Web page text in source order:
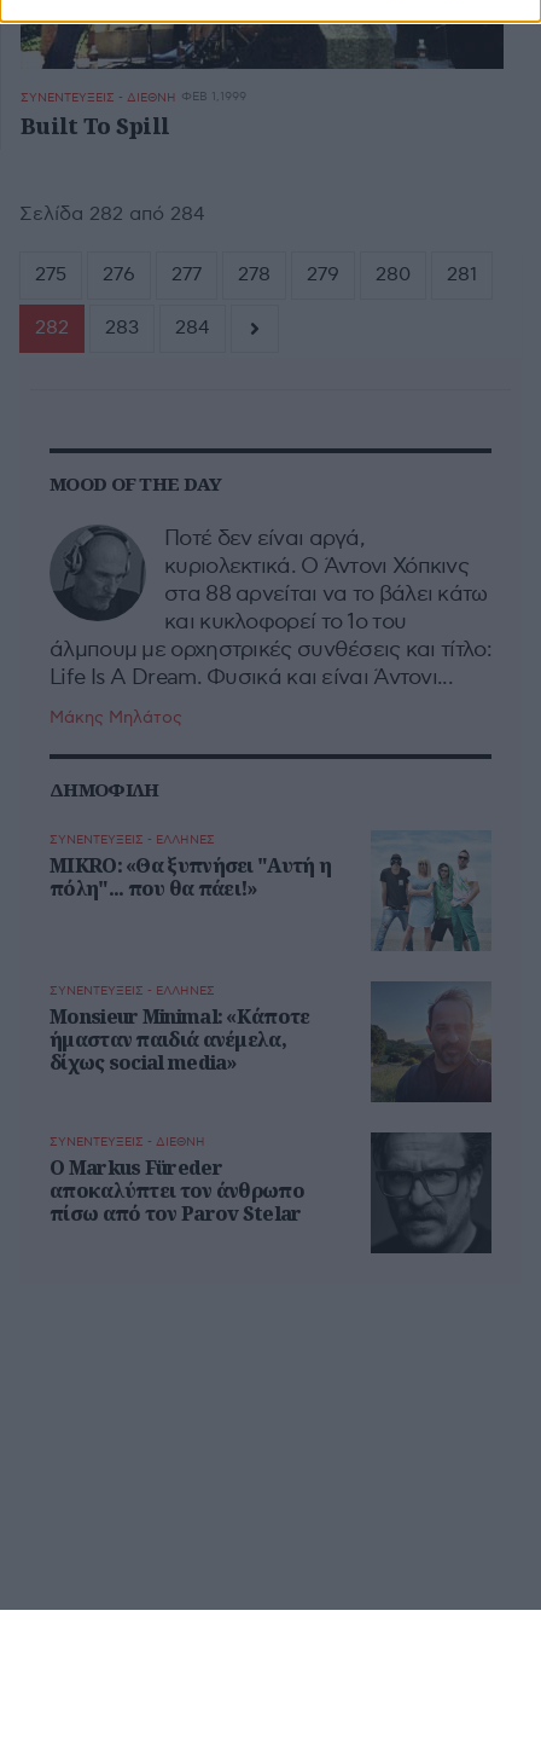
ΣΥΝΕΝΤΕΥΞΕΙΣ - ΔΙΕΘΝΗ ΦΕΒ 1,1999
Built To Spill
Σελίδα 282 από 284
275 276 277 278 279 280 281
282 283 284
MOOD OF THE DAY
Ποτέ δεν είναι αργά,
κυριολεκτικά. Ο Άντονι Χόπκινς
στα 88 αρνείται να το βάλει κάτω
και κυκλοφορεί το 1ο του
άλμπουμ με ορχηστρικές συνθέσεις και τίτλο:
Life Is A Dream. Φυσικά και είναι Άντονι...
Μάκης Μηλάτος
ΔΗΜΟΦΙΛΗ
ΣΥΝΕΝΤΕΥΞΕΙΣ - ΕΛΛΗΝΕΣ
MIKRO: «Θα ξυπνήσει "Αυτή η
πόλη"... που θα πάει!»
ΣΥΝΕΝΤΕΥΞΕΙΣ - ΕΛΛΗΝΕΣ
Monsieur Minimal: «Κάποτε
ήμασταν παιδιά ανέμελα,
δίχως social media»
ΣΥΝΕΝΤΕΥΞΕΙΣ - ΔΙΕΘΝΗ
Ο Markus Füreder
αποκαλύπτει τον άνθρωπο
πίσω από τον Parov Stelar